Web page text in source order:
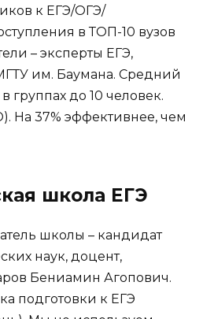
к ЕГЭ/ОГЭ/
в ТОП-10 вузов
– эксперты ЕГЭ,
им. Баумана. Средний
группах до 10 человек.
На 37% эффективнее, чем
школа ЕГЭ
школы – кандидат
наук, доцент,
Бениамин Агопович.
подготовки к ЕГЭ